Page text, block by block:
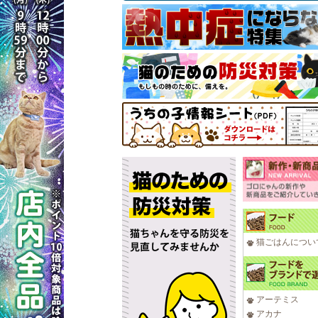
猫ごはんについ
アーテミス
アカナ